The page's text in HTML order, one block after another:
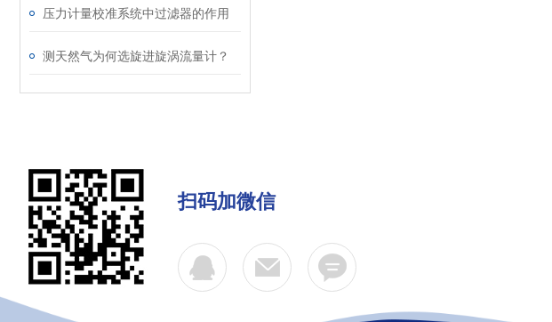
压力计量校准系统中过滤器的作用
测天然气为何选旋进旋涡流量计？
扫码加微信